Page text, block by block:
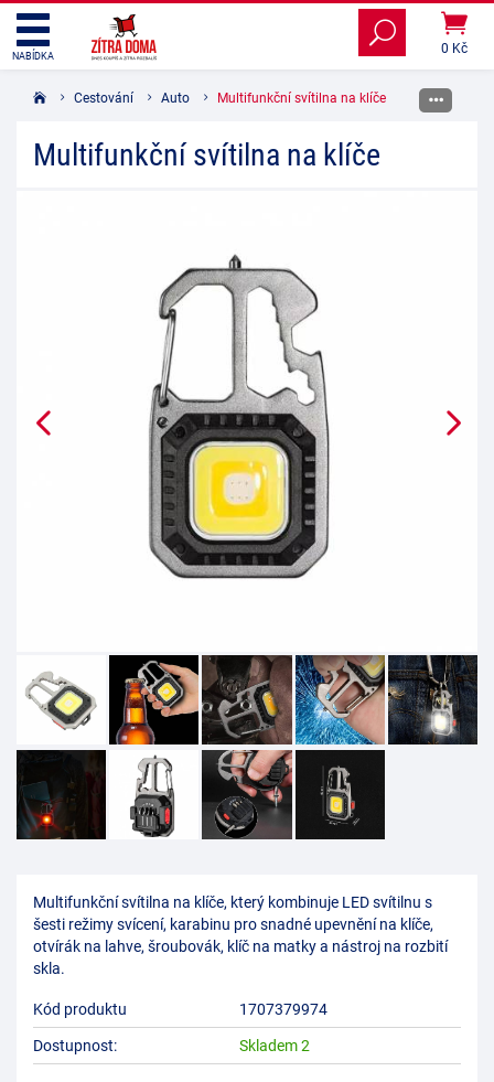
0 Kč
NABÍDKA
Cestování Auto Multifunkční svítilna na klíče
Multifunkční svítilna na klíče
Multifunkční svítilna na klíče, který kombinuje LED svítilnu s
šesti režimy svícení, karabinu pro snadné upevnění na klíče,
otvírák na lahve, šroubovák, klíč na matky a nástroj na rozbití
skla.
Kód produktu
1707379974
Dostupnost:
Skladem 2